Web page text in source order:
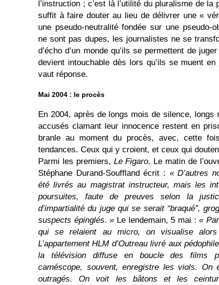
l’instruction ; c’est là l’utilité du pluralisme de
suffit à faire douter au lieu de délivrer une «
une pseudo-neutralité fondée sur une pseudo-
ne sont pas dupes, les journalistes ne se
d’écho d’un monde qu’ils se permettent de
devient intouchable dès lors qu’ils se muent
vaut réponse.
Mai 2004 : le procès
En 2004, après de longs mois de silence, longs
accusés clamant leur innocence restent en
branle au moment du procès, avec, cette
tendances. Ceux qui y croient, et ceux qui
Parmi les premiers, Le Figaro. Le matin de
Stéphane Durand-Souffland écrit : « D’autres
été livrés au magistrat instructeur, mais les
poursuites, faute de preuves selon la
d’impartialité du juge qui se serait “braqué”,
suspects épinglés. » Le lendemain, 5 mai :«
qui se relaient au micro, on visualise
L’appartement HLM d’Outreau livré aux
la télévision diffuse en boucle des films
caméscope, souvent, enregistre les viols. On
outragés. On voit les bâtons et les